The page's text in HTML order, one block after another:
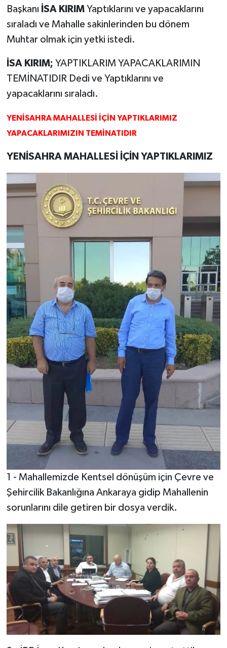
Başkanı İSA KIRIMYaptıklarını ve yapacaklarını
sıraladı ve Mahalle sakinlerinden bu dönem
Muhtar olmak için yetki istedi.
İSA KIRIM; YAPTIKLARIM YAPACAKLARIMIN
TEMİNATIDIR Dedi ve Yaptıklarını ve
yapacaklarını sıraladı.
YENİSAHRA MAHALLESİ İÇİN YAPTIKLARIMIZ
YAPACAKLARIMIZIN TEMİNATIDIR
YENİSAHRA MAHALLESİ İÇİN YAPTIKLARIMIZ
1 - Mahallemizde Kentsel dönüşüm için Çevre ve
Şehircilik Bakanlığına Ankaraya gidip Mahallenin
sorunlarını dile getiren bir dosya verdik.